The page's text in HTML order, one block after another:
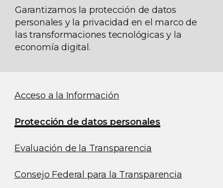
Garantizamos la protección de datos
personales y la privacidad en el marco de
las transformaciones tecnológicas y la
economía digital.
Acceso a la Información
Protección de datos personales
Evaluación de la Transparencia
Consejo Federal para la Transparencia